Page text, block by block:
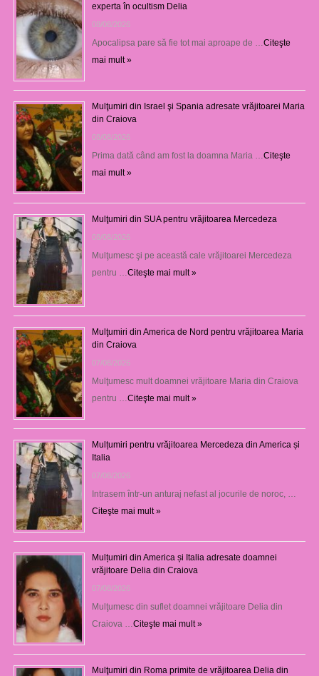
experta în ocultism Delia
08/08/2026
Apocalipsa pare să fie tot mai aproape de … Citeşte
mai mult »
Mulţumiri din Israel şi Spania adresate vrăjitoarei Maria
din Craiova
08/08/2026
Prima dată când am fost la doamna Maria … Citeşte
mai mult »
Mulţumiri din SUA pentru vrăjitoarea Mercedeza
08/08/2026
Mulţumesc şi pe această cale vrăjitoarei Mercedeza
pentru … Citeşte mai mult »
Mulţumiri din America de Nord pentru vrăjitoarea Maria
din Craiova
07/08/2026
Mulţumesc mult doamnei vrăjitoare Maria din Craiova
pentru … Citeşte mai mult »
Mulțumiri pentru vrăjitoarea Mercedeza din America și
Italia
07/08/2026
Intrasem într-un anturaj nefast al jocurile de noroc, …
Citeşte mai mult »
Mulțumiri din America și Italia adresate doamnei
vrăjitoare Delia din Craiova
07/08/2026
Mulţumesc din suflet doamnei vrăjitoare Delia din
Craiova … Citeşte mai mult »
Mulţumiri din Roma primite de vrăjitoarea Delia din